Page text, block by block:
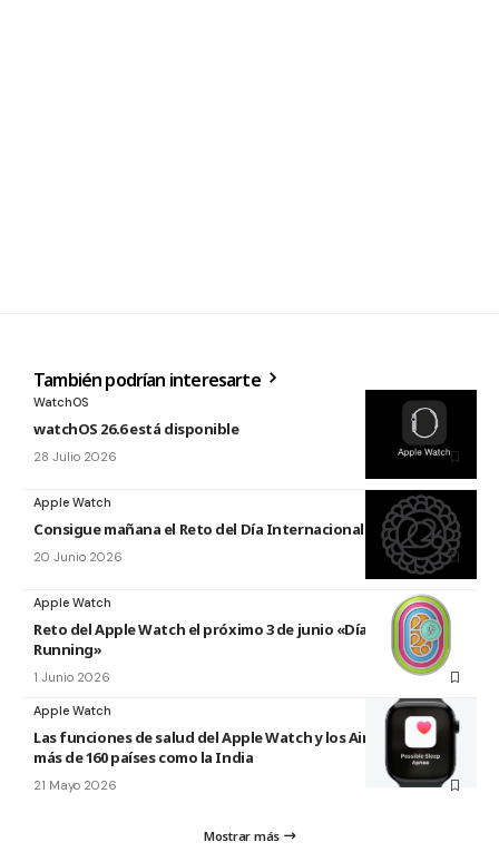
También podrían interesarte
WatchOS
watchOS 26.6 está disponible
28 Julio 2026
Apple Watch
Consigue mañana el Reto del Día Internacional del Yoga 2026
20 Junio 2026
Apple Watch
Reto del Apple Watch el próximo 3 de junio «Día Mundial del
Running»
1 Junio 2026
Apple Watch
Las funciones de salud del Apple Watch y los AirPods llegan a
más de 160 países como la India
21 Mayo 2026
Mostrar más